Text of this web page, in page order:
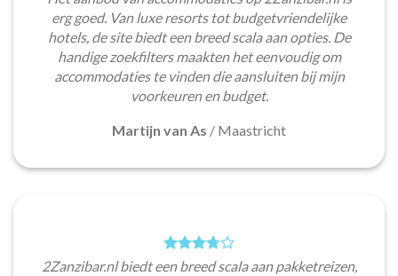
erg goed. Van luxe resorts tot budgetvriendelijke
hotels, de site biedt een breed scala aan opties. De
handige zoekfilters maakten het eenvoudig om
accommodaties te vinden die aansluiten bij mijn
voorkeuren en budget.
Martijn van As / Maastricht
2Zanzibar.nl biedt een breed scala aan pakketreizen,